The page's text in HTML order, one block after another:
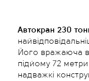
Автокран 230
Його вражаюча
підйому 72
надважкі